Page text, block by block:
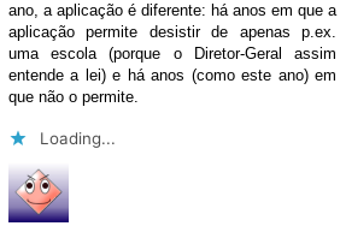
ano, a aplicação é diferente: há anos em que a
aplicação permite desistir de apenas p.ex.
uma escola (porque o Diretor-Geral assim
entende a lei) e há anos (como este ano) em
que não o permite.
Loading...